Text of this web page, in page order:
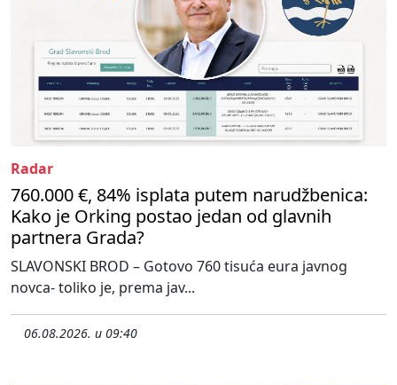
Radar
760.000 €, 84% isplata putem narudžbenica:
Kako je Orking postao jedan od glavnih
partnera Grada?
SLAVONSKI BROD – Gotovo 760 tisuća eura javnog
novca- toliko je, prema jav...
06.08.2026. u 09:40